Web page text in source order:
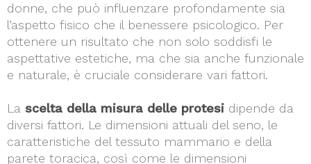
donne, che può influenzare profondamente sia
l’aspetto fisico che il benessere psicologico. Per
ottenere un risultato che non solo soddisfi le
aspettative estetiche, ma che sia anche funzionale
e naturale, è cruciale considerare vari fattori.
La scelta della misura delle protesi dipende da
diversi fattori. Le dimensioni attuali del seno, le
caratteristiche del tessuto mammario e della
parete toracica, così come le dimensioni